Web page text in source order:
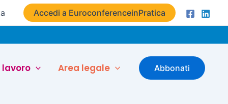
Accedi a EuroconferenceinPratica
lavoro Area legale Abbonati